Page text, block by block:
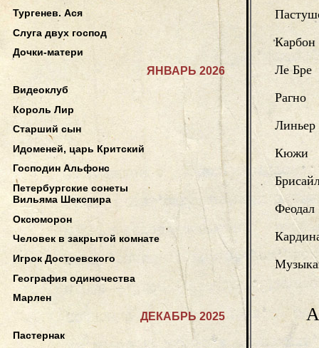
Карбон
Ле Бре
Рагно
Линьер
Кюжи
Феодал
Тургенев. Ася
Слуга двух господ
Дочки-матери
ЯНВАРЬ 2026
Видеоклуб
Король Лир
Старший сын
Идоменей, царь Критский
Господин Альфонс
Петербургские сонеты
Вильяма Шекспира
Оксюморон
Человек в закрытой комнате
Игрок Достоевского
География одиночества
Марлен
ДЕКАБРЬ 2025
Пастернак